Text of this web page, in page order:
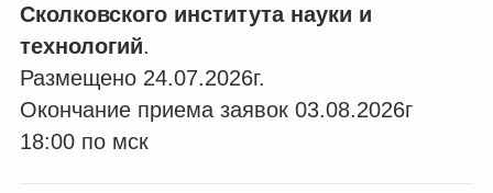
Сколковского института науки и
технологий.
Размещено 24.07.2026г.
Окончание приема заявок 03.08.2026г
18:00 по мск